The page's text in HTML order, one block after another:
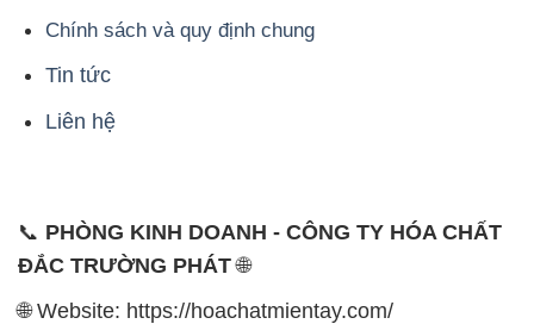
Chính sách và quy định chung
Tin tức
Liên hệ
📞 PHÒNG KINH DOANH - CÔNG TY HÓA CHẤT
ĐẮC TRƯỜNG PHÁT🌐
🌐 Website: https://hoachatmientay.com/